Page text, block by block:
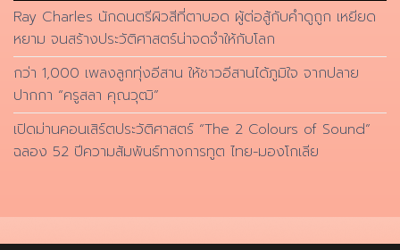
Ray Charles นักดนตรีผิวสีที่ตาบอด ผู้ต่อสู้กับคำดูถูก เหยียด
หยาม จนสร้างประวัติศาสตร์น่าจดจำให้กับโลก
กว่า 1,000 เพลงลูกทุ่งอีสาน ให้ชาวอีสานได้ภูมิใจ จากปลาย
ปากกา “ครูสลา คุณวุฒิ”
เปิดม่านคอนเสิร์ตประวัติศาสตร์ “The 2 Colours of Sound”
ฉลอง 52 ปีความสัมพันธ์ทางการทูต ไทย-มองโกเลีย